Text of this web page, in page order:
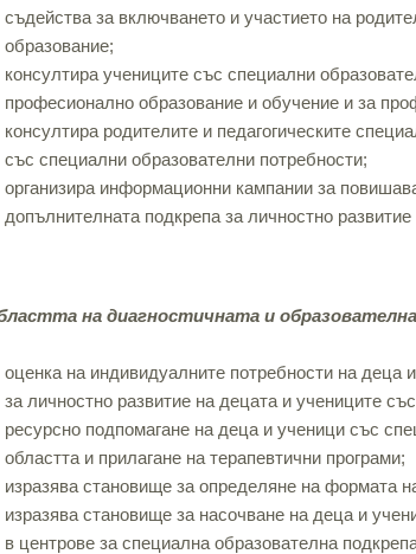
съдейства за включването и участието на
образование;
консултира учениците със специални
професионално образование и обучение и за
консултира родителите и педагогическите
със специални образователни потребности;
организира информационни кампании за
допълнителната подкрепа за личностно
на диагностичната и
оценка на индивидуалните потребности на деца
за личностно развитие на децата и учениците
ресурсно подпомагане на деца и ученици със
областта и прилагане на терапевтични програми;
изразява становище за определяне на формата
изразява становище за насочване на деца и
в центрове за специална образователна